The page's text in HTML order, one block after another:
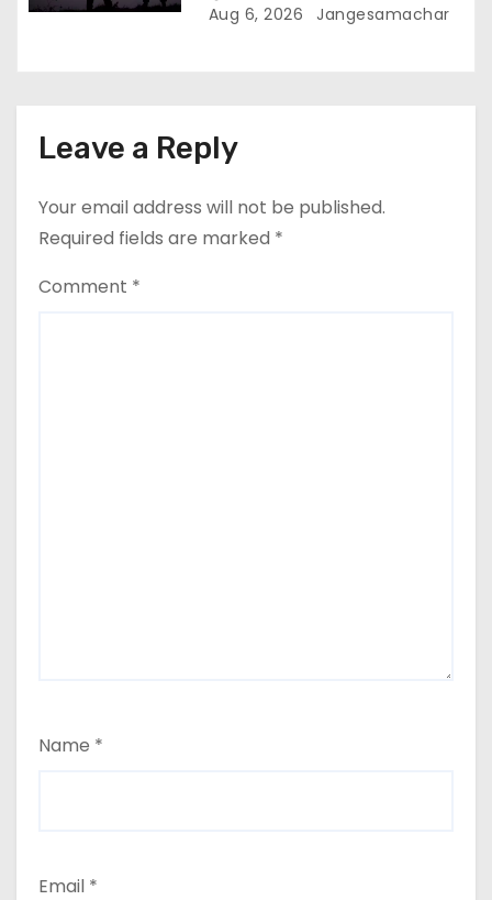
बनाने का आरोप
Aug 6, 2026 Jangesamachar
Leave a Reply
Your email address will not be published.
Required fields are marked *
Comment *
Name *
Email *